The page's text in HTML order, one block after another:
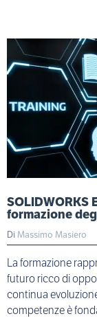
SOLIDWORKS
formazione
DiMassimo Masiero
La formazione
futuro ricco di
continua
competenze è